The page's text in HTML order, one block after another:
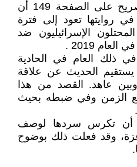
ثم إن الكاتبة تخبرنا بنص صريح على الصفحة 149 أن
روايتها تعود إلى فترة
الإسرائيليون ضد
2019 .
ذلك العام في الحادية
الحديث عن علاقة
عاهد. القصد من هذا
الزمن وفي ضبطه بحيث
أن تكرس سردها لوصف
وقد فعلت ذلك بوضوح